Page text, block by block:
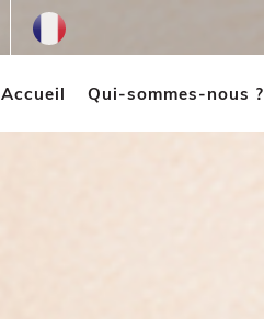
Accueil Qui-sommes-nous ?
French